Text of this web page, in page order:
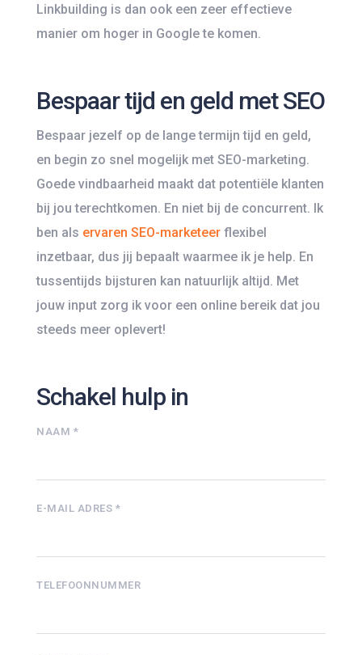
Linkbuilding is dan ook een zeer effectieve
manier om hoger in Google te komen.
Bespaar tijd en geld met SEO
Bespaar jezelf op de lange termijn tijd en geld,
en begin zo snel mogelijk met SEO-marketing.
Goede vindbaarheid maakt dat potentiële klanten
bij jou terechtkomen. En niet bij de concurrent. Ik
ben als ervaren SEO-marketeer flexibel
inzetbaar, dus jij bepaalt waarmee ik je help. En
tussentijds bijsturen kan natuurlijk altijd. Met
jouw input zorg ik voor een online bereik dat jou
steeds meer oplevert!
Schakel hulp in
NAAM *
E-MAIL ADRES *
TELEFOONNUMMER